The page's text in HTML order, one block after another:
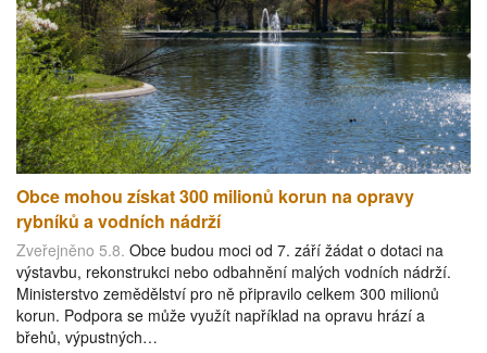
Obce mohou získat 300 milionů korun na opravy
rybníků a vodních nádrží
Zveřejněno 5.8. Obce budou moci od 7. září žádat o dotaci na
výstavbu, rekonstrukci nebo odbahnění malých vodních nádrží.
Ministerstvo zemědělství pro ně připravilo celkem 300 milionů
korun. Podpora se může využít například na opravu hrází a
břehů, výpustných…